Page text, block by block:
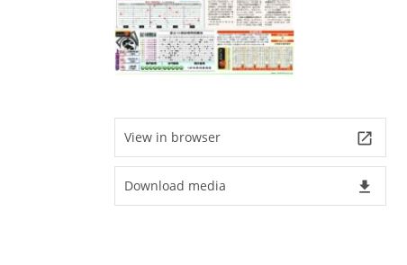
View in browser launch
Download media file_download